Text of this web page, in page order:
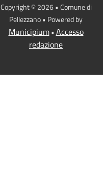
Copyright © 2026 • Comune di
Pellezzano • Powered by
Municipium• Accesso
redazione